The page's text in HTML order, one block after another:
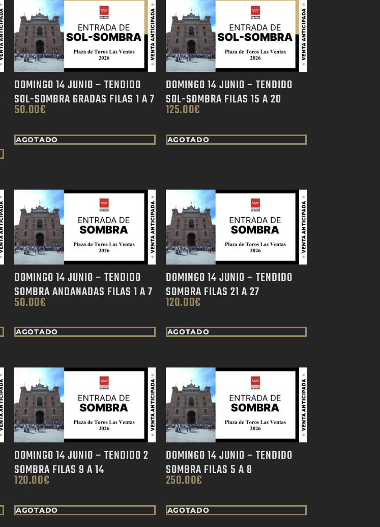
DOMINGO 14 JUNIO – TENDIDO
SOL-SOMBRA GRADAS FILAS 1 A 7
50.00€
AGOTADO
DOMINGO 14 JUNIO – TENDIDO
SOL-SOMBRA FILAS 15 A 20
125.00€
AGOTADO
DOMINGO 14 JUNIO – TENDIDO
SOMBRA ANDANADAS FILAS 1 A 7
50.00€
AGOTADO
DOMINGO 14 JUNIO – TENDIDO
SOMBRA FILAS 21 A 27
120.00€
AGOTADO
DOMINGO 14 JUNIO – TENDIDO 2
SOMBRA FILAS 9 A 14
120.00€
AGOTADO
DOMINGO 14 JUNIO – TENDIDO
SOMBRA FILAS 5 A 8
250.00€
AGOTADO